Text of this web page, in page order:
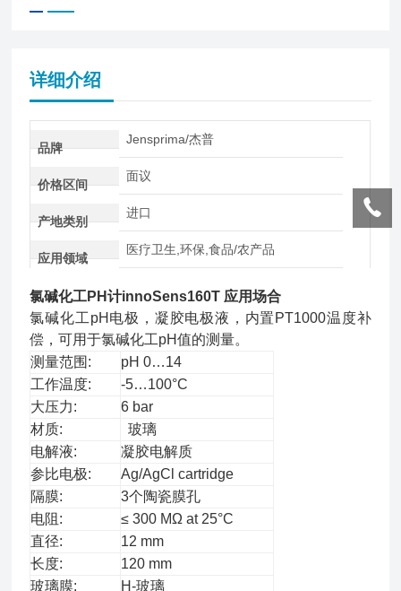
详细介绍
品牌
Jensprima/杰普
价格区间
面议
产地类别
进口
应用领域
医疗卫生,环保,食品/农产品
氯碱化工PH计innoSens160T 应用场合
氯碱化工pH电极，凝胶电极液，内置PT1000温度补
偿，可用于氯碱化工pH值的测量。
测量范围:
pH 0…14
工作温度:
-5…100°C
大压力:
6 bar
材质:
玻璃
电解液:
凝胶电解质
参比电极:
Ag/AgCl cartridge
隔膜:
3个陶瓷膜孔
电阻:
≤ 300 MΩ at 25°C
直径:
12 mm
长度:
120 mm
玻璃膜:
H-玻璃